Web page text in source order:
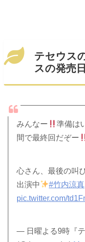
テセウス
スの発売
みんなー 準備は
間で最終回だぞー
心さん、最後の叫
出演中
#竹内涼真
pic.twitter.com/
— 日曜よる9時『テ